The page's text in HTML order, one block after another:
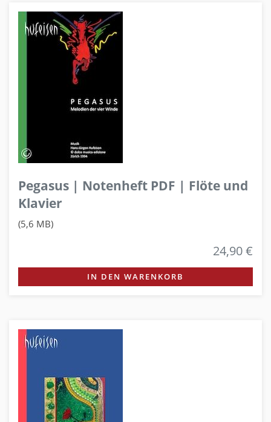
Pegasus | Notenheft PDF | Flöte und
Klavier
(5,6 MB)
24,90 €
IN DEN WARENKORB